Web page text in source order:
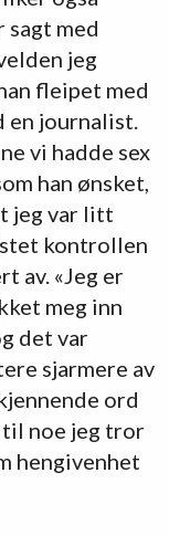
sagt med
jeg
fleipet med
en journalist.
vi hadde sex
han ønsket,
jeg var litt
kontrollen
av. «Jeg er
meg inn
det var
sjarmere av
ord
noe jeg tror
hengivenhet